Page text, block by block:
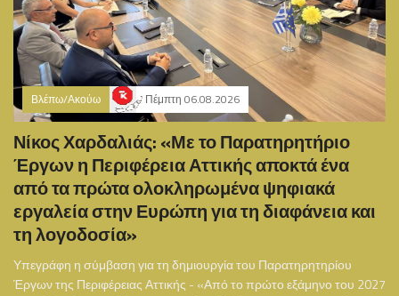
Βλέπω/Ακούω Πέμπτη 06.08.2026
Νίκος Χαρδαλιάς: «Με το Παρατηρητήριο
Έργων η Περιφέρεια Αττικής αποκτά ένα
από τα πρώτα ολοκληρωμένα ψηφιακά
εργαλεία στην Ευρώπη για τη διαφάνεια και
τη λογοδοσία»
Υπεγράφη η σύμβαση για τη δημιουργία του Παρατηρητηρίου
Έργων της Περιφέρειας Αττικής - «Από το πρώτο εξάμηνο του 2027